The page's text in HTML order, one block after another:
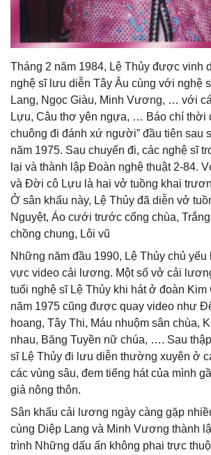
Tháng 2 năm 1984, Lệ Thủy được vinh
nghệ sĩ lưu diễn Tây Âu cùng với nghệ
Lang, Ngọc Giàu, Minh Vương, … với
Lựu, Câu thơ yên ngựa, … Báo chí thời
chuông đi đánh xứ người” đầu tiên sau
năm 1975. Sau chuyến đi, các nghệ sĩ
lại và thành lập Đoàn nghệ thuật 2-84.
và Đời cô Lựu là hai vở tuồng khai
Ở sân khấu này, Lệ Thủy đã diễn vở
Nguyệt, Áo cưới trước cổng chùa,
chồng chung, Lôi vũ
Những năm đầu 1990, Lệ Thủy chủ
vực video cải lương. Một số vở cải
tuổi nghệ sĩ Lệ Thủy khi hát ở đoàn
năm 1975 cũng được quay video như
hoang, Tây Thi, Máu nhuộm sân chùa,
nhau, Băng Tuyền nữ chúa, …. Sau
sĩ Lệ Thủy đi lưu diễn thường xuyên ở
các vùng sâu, đem tiếng hát của mình
giả nông thôn.
Sân khấu cải lương ngày càng gặp
cùng Diệp Lang và Minh Vương thành
trình Những dấu ấn không phai trực